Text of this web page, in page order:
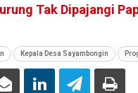
Tak Dipajangi
Kepala Desa Sayambongin